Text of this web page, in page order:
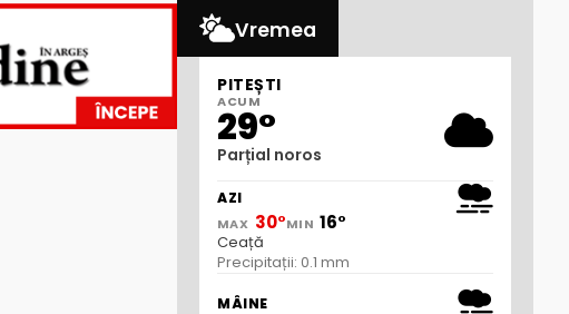
Vremea
PITEȘTI
ACUM
29°
Parțial noros
AZI
MAX 30°MIN 16°
Ceață
Precipitații: 0.1 mm
MÂINE